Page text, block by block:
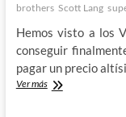
brothers Scott Lang
Hemos visto a los
conseguir
pagar un precio
Ver másAvengers: